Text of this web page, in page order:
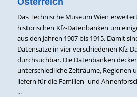
Das Technische Museum Wien
historischen Kfz-Datenbanken um
aus den Jahren 1907 bis 1915. Damit
Datensätze in vier verschiedenen Kfz-
durchsuchbar. Die Datenbanken
unterschiedliche Zeiträume, Regionen
liefern für die Familien- und
...